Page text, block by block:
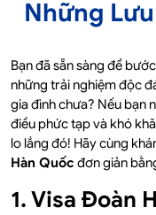
Những
Bạn đã sẵn sàng để
những trải nghiệm độc
gia đình chưa? Nếu bạn
điều phức tạp và khó
lo lắng đó! Hãy cùng
Hàn Quốc đơn giản
1. Visa Đoàn